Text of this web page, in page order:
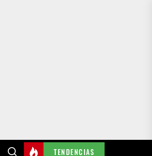
TENDENCIAS